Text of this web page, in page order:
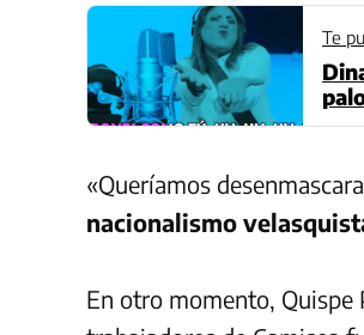
Te
«Queríamos
nacionalismo
En otro momento,